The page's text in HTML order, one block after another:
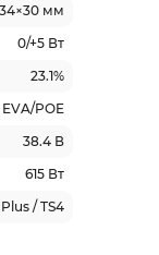
мм
0/+5 Вт
23.1%
EVA/POE
38.4 В
615 Вт
/ TS4